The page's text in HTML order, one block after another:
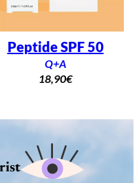
Peptide SPF 50
Q+A
18,90€